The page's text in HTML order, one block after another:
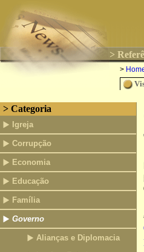
>
>
> Categoria
Igreja
Corrupção
Economia
Educação
Família
Governo
Alianças e Diplomacia